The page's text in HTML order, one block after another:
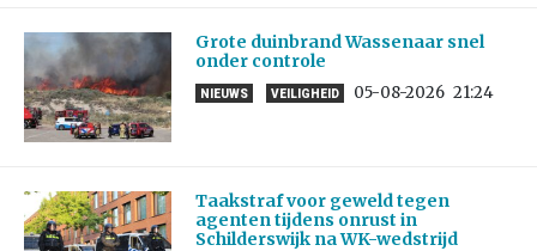
Grote duinbrand Wassenaar snel
onder controle
NIEUWS VEILIGHEID 05-08-2026 21:24
Taakstraf voor geweld tegen
agenten tijdens onrust in
Schilderswijk na WK-wedstrijd